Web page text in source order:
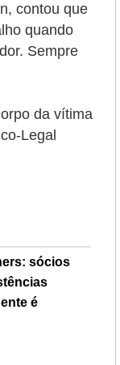
contou que
quando
Sempre
da vítima
Legal
sócios
é